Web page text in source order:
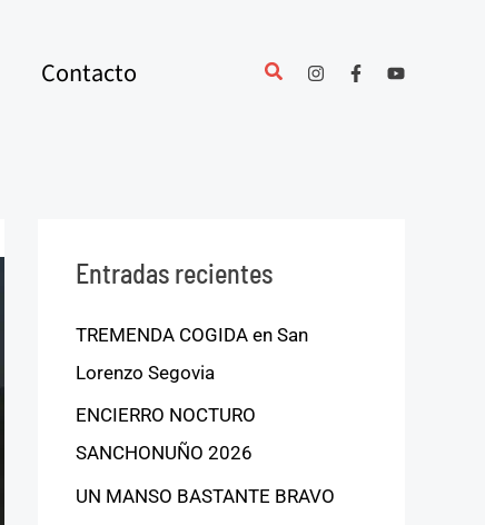
Contacto
Entradas recientes
TREMENDA COGIDA en San
Lorenzo Segovia
ENCIERRO NOCTURO
SANCHONUÑO 2026
UN MANSO BASTANTE BRAVO